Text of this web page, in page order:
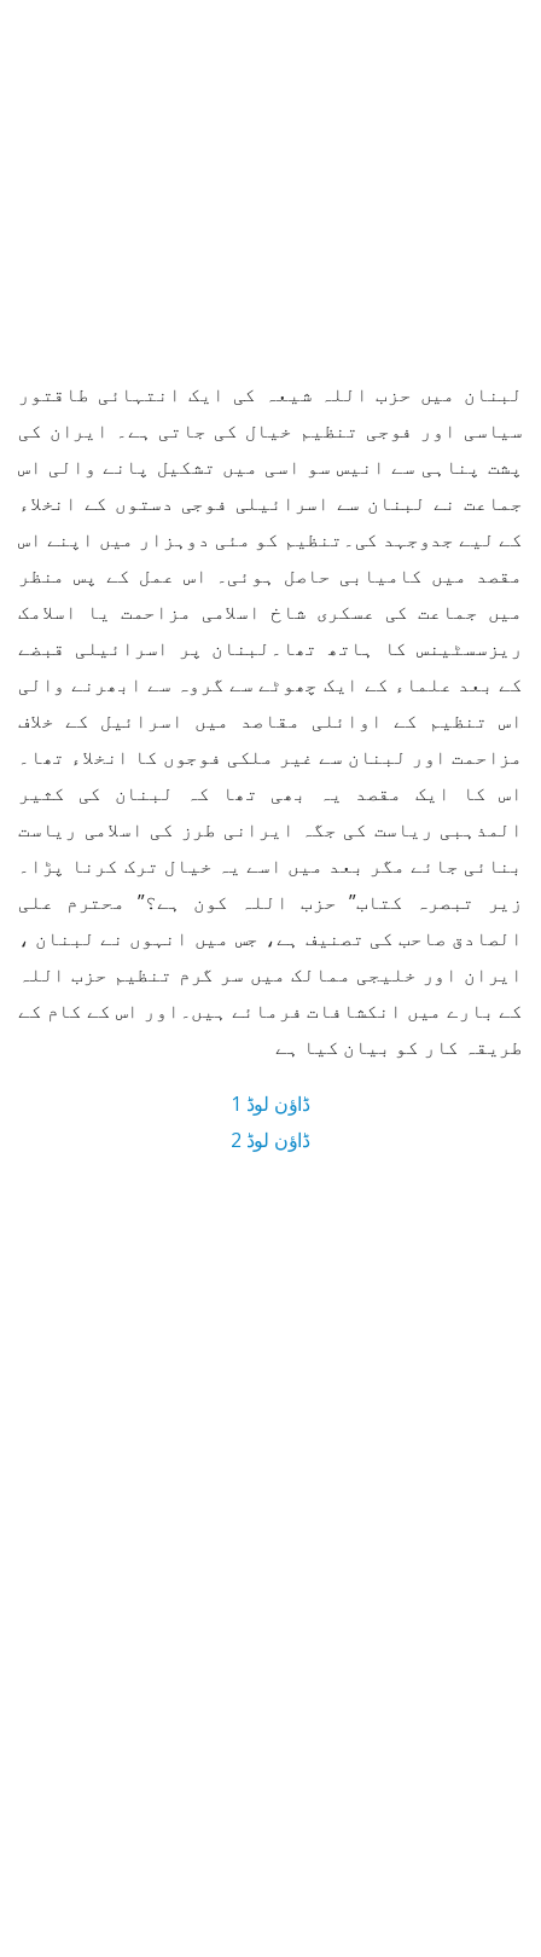
لبنان میں حزب اللہ شیعہ کی ایک انتہائی طاقتور
سیاسی اور فوجی تنظیم خیال کی جاتی ہے۔ ایران کی
پشت پناہی سے انیس سو اسی میں تشکیل پانے والی اس
جماعت نے لبنان سے اسرائیلی فوجی دستوں کے انخلاء
کے لیے جدوجہد کی۔تنظیم کو مئی دوہزار میں اپنے اس
مقصد میں کامیابی حاصل ہوئی۔ اس عمل کے پس منظر
میں جماعت کی عسکری شاخ اسلامی مزاحمت یا اسلامک
ریزسسٹینس کا ہاتھ تھا۔لبنان پر اسرائیلی قبضے
کے بعد علماء کے ایک چھوٹے سے گروہ سے ابھرنے والی
اس تنظیم کے اوائلی مقاصد میں اسرائیل کے خلاف
مزاحمت اور لبنان سے غیر ملکی فوجوں کا انخلاء تھا۔
اس کا ایک مقصد یہ بھی تھا کہ لبنان کی کثیر
المذہبی ریاست کی جگہ ایرانی طرز کی اسلامی ریاست
بنائی جائے مگر بعد میں اسے یہ خیال ترک کرنا پڑا۔
زیر تبصرہ کتاب” حزب اللہ کون ہے؟” محترم علی
الصادق صاحب کی تصنیف ہے، جس میں انہوں نے لبنان ،
ایران اور خلیجی ممالک میں سر گرم تنظیم حزب اللہ
کے بارے میں انکشافات فرمائے ہیں۔اور اس کے کام کے
طریقہ کار کو بیان کیا ہے
ڈاؤن لوڈ 1
ڈاؤن لوڈ 2